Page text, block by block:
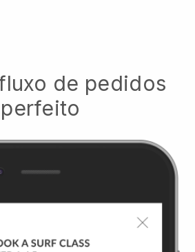
de pedidos
perfeito